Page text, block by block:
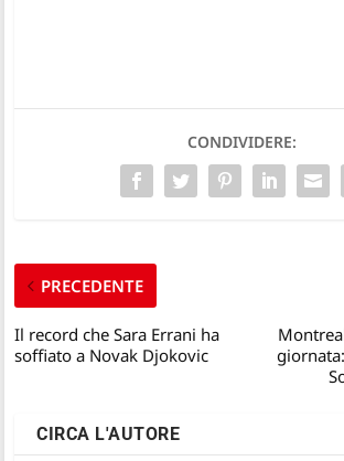
CONDIVIDERE:
PRECEDENTE
Il record che Sara Errani ha
soffiato a Novak Djokovic
CIRCA L'AUTORE